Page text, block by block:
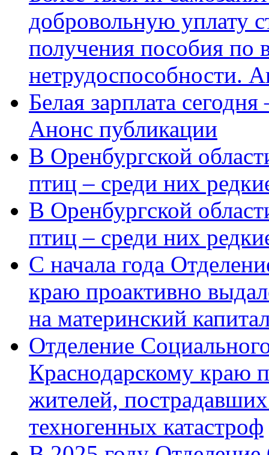
добровольную уплату
получения пособия по
нетрудоспособности.
Белая зарплата
Анонс публикации
В Оренбургской
птиц – среди них
В Оренбургской
птиц – среди них
С начала года
краю проактивно
на материнский
Отделение
Краснодарскому краю
жителей,
техногенных катастроф